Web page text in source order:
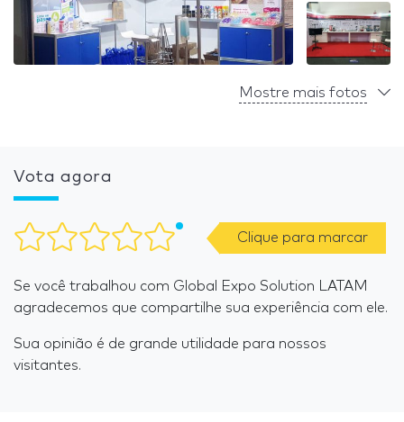
Mostre mais fotos
Vota agora
Clique para marcar
Se você trabalhou com Global Expo Solution LATAM
agradecemos que compartilhe sua experiência com ele.
Sua opinião é de grande utilidade para nossos
visitantes.